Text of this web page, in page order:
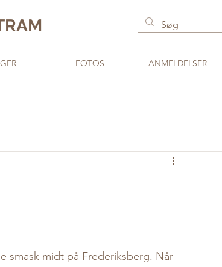
FOTOS ANMELDELSER
smask midt på Frederiksberg. Når